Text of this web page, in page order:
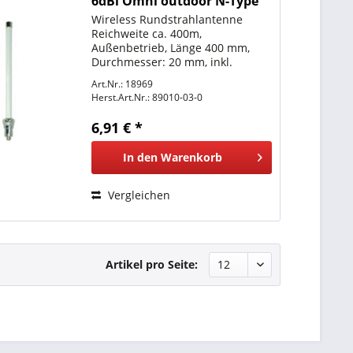
Wireless Rundstrahlantenne
Reichweite ca. 400m,
Außenbetrieb, Länge 400 mm,
Durchmesser: 20 mm, inkl.
Buchse
Art.Nr.: 18969
Herst.Art.Nr.:89010-03-0
6,91 € *
In den Warenkorb
Vergleichen
Artikel pro Seite: